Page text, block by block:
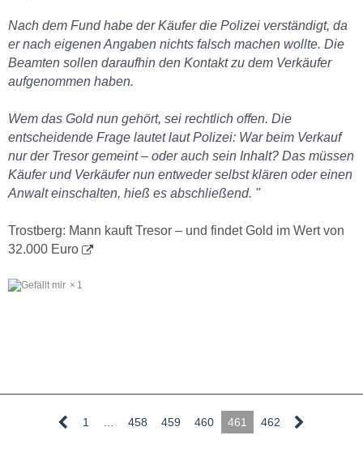
Nach dem Fund habe der Käufer die Polizei verständigt, da
er nach eigenen Angaben nichts falsch machen wollte. Die
Beamten sollen daraufhin den Kontakt zu dem Verkäufer
aufgenommen haben.
Wem das Gold nun gehört, sei rechtlich offen. Die
entscheidende Frage lautet laut Polizei: War beim Verkauf
nur der Tresor gemeint – oder auch sein Inhalt? Das müssen
Käufer und Verkäufer nun entweder selbst klären oder einen
Anwalt einschalten, hieß es abschließend. "
Trostberg: Mann kauft Tresor – und findet Gold im Wert von
32.000 Euro
1
1 … 458 459 460 461 462